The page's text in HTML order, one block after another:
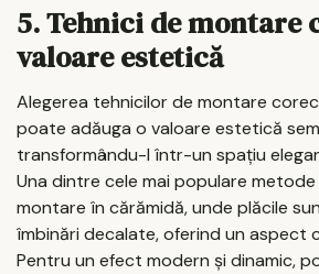
5. Tehnici de montare
valoare estetică
Alegerea tehnicilor de montare
poate adăuga o valoare estetică
transformându-l într-un spațiu
Una dintre cele mai populare
montare în cărămidă, unde plăcile
îmbinări decalate, oferind un aspect
Pentru un efect modern și dinamic,